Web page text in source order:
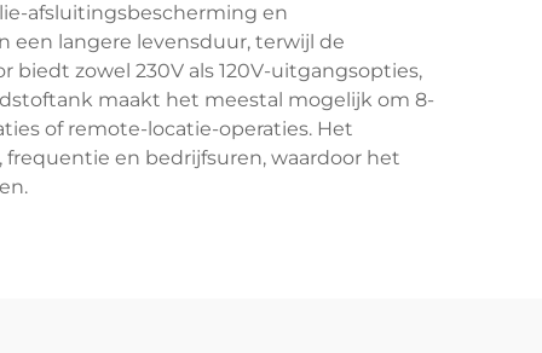
afsluitingsbescherming en
een langere levensduur, terwijl de
zowel 230V als 120V-uitgangsopties,
maakt het meestal mogelijk om 8-
of remote-locatie-operaties. Het
en bedrijfsuren, waardoor het